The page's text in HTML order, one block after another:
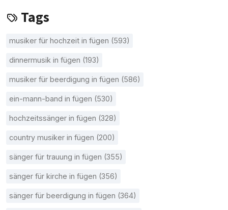
Tags
musiker für hochzeit in fügen (593)
dinnermusik in fügen (193)
musiker für beerdigung in fügen (586)
ein-mann-band in fügen (530)
hochzeitssänger in fügen (328)
country musiker in fügen (200)
sänger für trauung in fügen (355)
sänger für kirche in fügen (356)
sänger für beerdigung in fügen (364)